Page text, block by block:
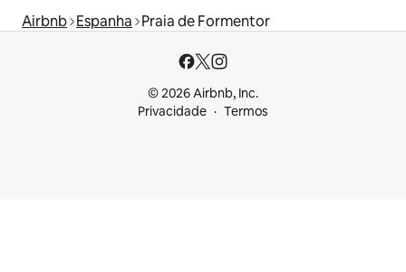
Airbnb Espanha Praia de Formentor
© 2026 Airbnb, Inc.
Privacidade
Termos